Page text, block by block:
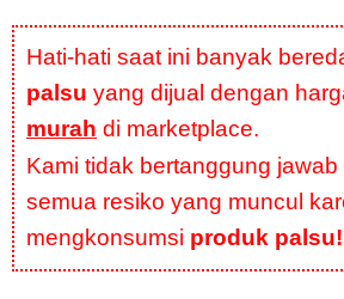
Hati-hati saat ini banyak
palsu yang dijual dengan
murah di marketplace.
Kami tidak bertanggung jawab
semua resiko yang muncul
mengkonsumsi produk palsu!